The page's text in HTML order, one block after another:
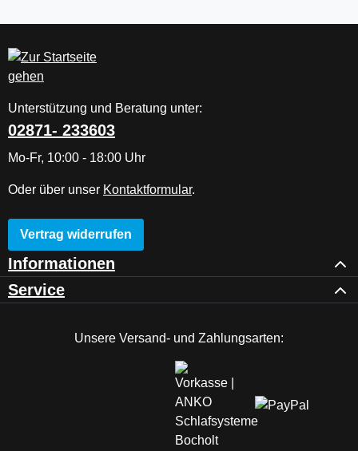
Unterstützung und Beratung unter:
02871- 233603
Mo-Fr, 10:00 - 18:00 Uhr
Oder über unser Kontaktformular.
Vertrag widerrufen
Informationen
Service
Unsere Versand- und Zahlungsarten: